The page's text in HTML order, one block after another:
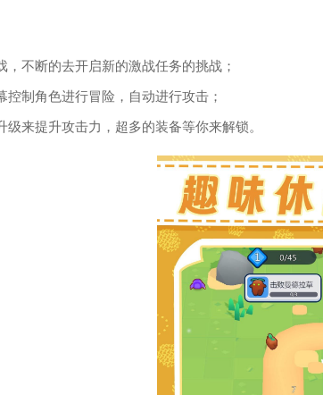
，不断的去开启新的激战任务的挑战；
控制角色进行冒险，自动进行攻击；
级来提升攻击力，超多的装备等你来解锁。